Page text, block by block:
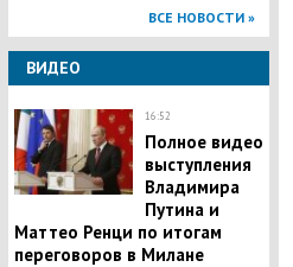
ВСЕ НОВОСТИ »
ВИДЕО
16:52
Полное видео
выступления
Владимира
Путина и
Маттео Ренци по итогам
переговоров в Милане